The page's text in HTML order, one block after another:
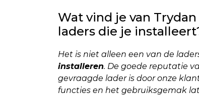
Wat vind je van
laders die je
Het is niet alleen een van de
installeren. De goede reputatie
gevraagde lader is door onze
functies en het gebruiksgemak